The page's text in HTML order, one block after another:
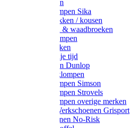
Werksokken
Schoenklompen Sika
Thermo sokken / kousen
Lieslaarzen & waadbroeken
Houten klompen
Wandelsokken
Laarzen vrije tijd
Werklaarzen Dunlop
Kunststof klompen
Schoenklompen Simson
Schoenklompen Strovels
Schoenklompen overige merken
Wandel-/ Werkschoenen Grisport
Werkschoenen No-Risk